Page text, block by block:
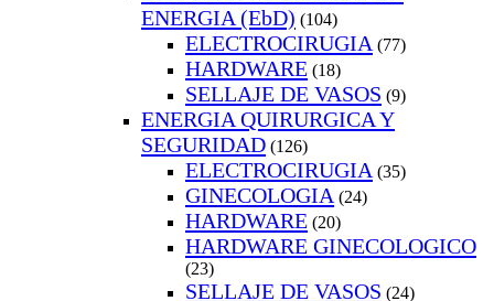
ENERGIA (EbD) (104)
ELECTROCIRUGIA (77)
HARDWARE (18)
SELLAJE DE VASOS (9)
ENERGIA QUIRURGICA Y
SEGURIDAD (126)
ELECTROCIRUGIA (35)
GINECOLOGIA (24)
HARDWARE (20)
HARDWARE GINECOLOGICO
(23)
SELLAJE DE VASOS (24)